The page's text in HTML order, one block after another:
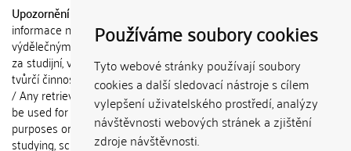
Používáme soubory cookies
Tyto webové stránky používají soubory
cookies a další sledovací nástroje s cílem
vylepšení uživatelského prostředí, analýzy
návštěvnosti webových stránek a zjištění
zdroje návštěvnosti.
Upozornění / Notice:
informace nemohou být použity k
výdělečným účelům nebo vydávány
za studijní, vědeckou nebo jinou
tvůrčí činnost jiné osoby než autora.
/ Any retrieved information shall not
be used for any commercial
purposes or claimed as results of
studying, scientific or any other